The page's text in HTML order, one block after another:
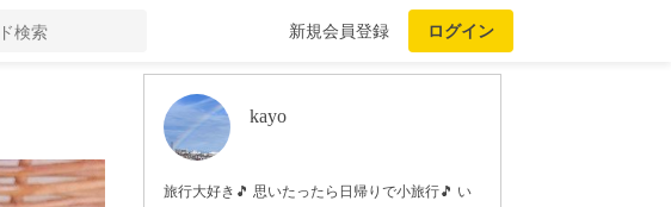
新規会員登録 ログイン
kayo
旅行大好き🎵 思いたったら日帰りで小旅行🎵 い